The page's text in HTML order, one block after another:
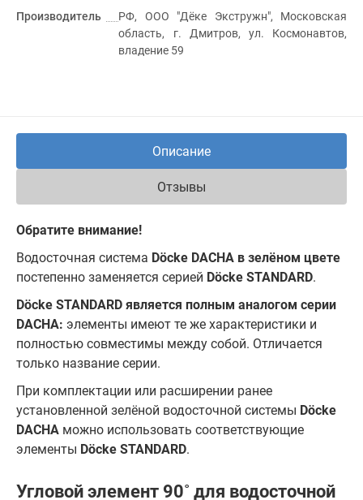
Производитель
РФ, ООО "Дёке Экстружн", Московская
область, г. Дмитров, ул. Космонавтов,
владение 59
Описание
Отзывы
Обратите внимание!
Водосточная система Döcke DACHA в зелёном цвете
постепенно заменяется серией Döcke STANDARD.
Döcke STANDARD является полным аналогом серии
DACHA: элементы имеют те же характеристики и
полностью совместимы между собой. Отличается
только название серии.
При комплектации или расширении ранее
установленной зелёной водосточной системы Döcke
DACHA можно использовать соответствующие
элементы Döcke STANDARD.
Угловой элемент 90˚ для водосточной